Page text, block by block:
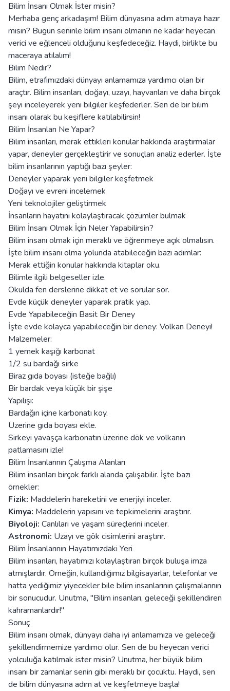
Bilim İnsanı Olmak İster misin?
Merhaba genç arkadaşım! Bilim dünyasına adım atmaya hazır
mısın? Bugün seninle bilim insanı olmanın ne kadar heyecan
verici ve eğlenceli olduğunu keşfedeceğiz. Haydi, birlikte bu
maceraya atılalım!
Bilim Nedir?
Bilim, etrafımızdaki dünyayı anlamamıza yardımcı olan bir
araçtır. Bilim insanları, doğayı, uzayı, hayvanları ve daha birçok
şeyi inceleyerek yeni bilgiler keşfederler. Sen de bir bilim
insanı olarak bu keşiflere katılabilirsin!
Bilim İnsanları Ne Yapar?
Bilim insanları, merak ettikleri konular hakkında araştırmalar
yapar, deneyler gerçekleştirir ve sonuçları analiz ederler. İşte
bilim insanlarının yaptığı bazı şeyler:
Deneyler yaparak yeni bilgiler keşfetmek
Doğayı ve evreni incelemek
Yeni teknolojiler geliştirmek
İnsanların hayatını kolaylaştıracak çözümler bulmak
Bilim İnsanı Olmak İçin Neler Yapabilirsin?
Bilim insanı olmak için meraklı ve öğrenmeye açık olmalısın.
İşte bilim insanı olma yolunda atabileceğin bazı adımlar:
Merak ettiğin konular hakkında kitaplar oku.
Bilimle ilgili belgeseller izle.
Okulda fen derslerine dikkat et ve sorular sor.
Evde küçük deneyler yaparak pratik yap.
Evde Yapabileceğin Basit Bir Deney
İşte evde kolayca yapabileceğin bir deney: Volkan Deneyi!
Malzemeler:
1 yemek kaşığı karbonat
1/2 su bardağı sirke
Biraz gıda boyası (isteğe bağlı)
Bir bardak veya küçük bir şişe
Yapılışı:
Bardağın içine karbonatı koy.
Üzerine gıda boyası ekle.
Sirkeyi yavaşça karbonatın üzerine dök ve volkanın
patlamasını izle!
Bilim İnsanlarının Çalışma Alanları
Bilim insanları birçok farklı alanda çalışabilir. İşte bazı
örnekler:
Fizik: Maddelerin hareketini ve enerjiyi inceler.
Kimya: Maddelerin yapısını ve tepkimelerini araştırır.
Biyoloji: Canlıları ve yaşam süreçlerini inceler.
Astronomi: Uzayı ve gök cisimlerini araştırır.
Bilim İnsanlarının Hayatımızdaki Yeri
Bilim insanları, hayatımızı kolaylaştıran birçok buluşa imza
atmışlardır. Örneğin, kullandığımız bilgisayarlar, telefonlar ve
hatta yediğimiz yiyecekler bile bilim insanlarının çalışmalarının
bir sonucudur. Unutma, "Bilim insanları, geleceği şekillendiren
kahramanlardır!"
Sonuç
Bilim insanı olmak, dünyayı daha iyi anlamamıza ve geleceği
şekillendirmemize yardımcı olur. Sen de bu heyecan verici
yolculuğa katılmak ister misin? Unutma, her büyük bilim
insanı bir zamanlar senin gibi meraklı bir çocuktu. Haydi, sen
de bilim dünyasına adım at ve keşfetmeye başla!